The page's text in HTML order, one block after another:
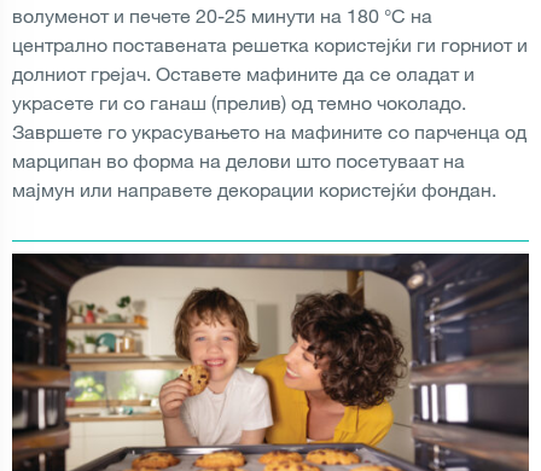
волуменот и печете 20-25 минути на 180 °C на
централно поставената решетка користејќи ги горниот и
долниот грејач. Оставете мафините да се оладат и
украсете ги со ганаш (прелив) од темно чоколадо.
Завршете го украсувањето на мафините со парченца од
марципан во форма на делови што посетуваат на
мајмун или направете декорации користејќи фондан.